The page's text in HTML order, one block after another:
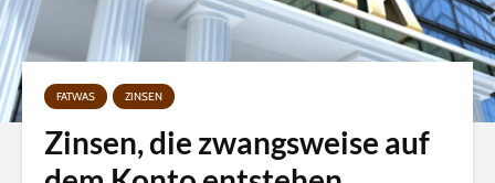
FATWAS ZINSEN
Zinsen, die zwangsweise auf